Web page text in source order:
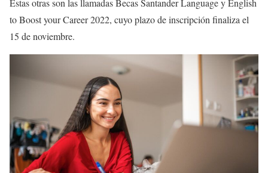
Estas otras son las llamadas Becas Santander Language y English
to Boost your Career 2022, cuyo plazo de inscripción finaliza el
15 de noviembre.